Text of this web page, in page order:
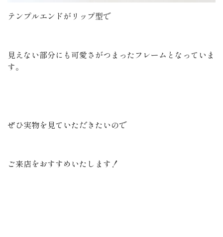
テンプルエンドがリップ型で
見えない部分にも可愛さがつまったフレームとなっていま
す。
ぜひ実物を見ていただきたいので
ご来店をおすすめいたします！